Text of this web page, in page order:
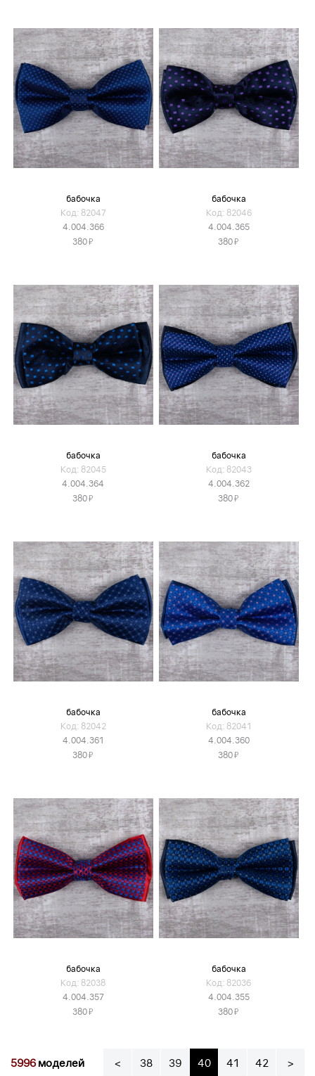
бабочка
Код: 82047
4.004.366
380Я
бабочка
Код: 82046
4.004.365
380Я
бабочка
Код: 82045
4.004.364
380Я
бабочка
Код: 82043
4.004.362
380Я
бабочка
Код: 82042
4.004.361
380Я
бабочка
Код: 82041
4.004.360
380Я
бабочка
Код: 82038
4.004.357
380Я
бабочка
Код: 82036
4.004.355
380Я
5996моделей < 38 39 40 41 42 >